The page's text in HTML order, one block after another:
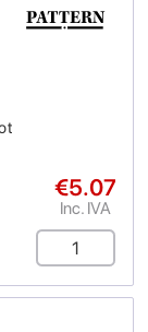
€5.07
Inc. IVA